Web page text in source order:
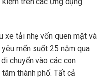
xe tải nhẹ vốn quen mặt và
mến suốt 25 năm qua
chuyển vào các con
thành phố. Tất cả